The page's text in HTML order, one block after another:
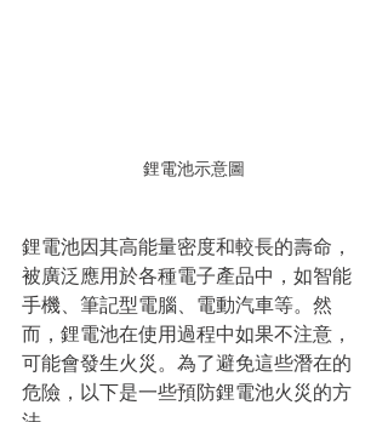
鋰電池示意圖
鋰電池因其高能量密度和較長的壽命，
被廣泛應用於各種電子產品中，如智能
手機、筆記型電腦、電動汽車等。然
而，鋰電池在使用過程中如果不注意，
可能會發生火災。為了避免這些潛在的
危險，以下是一些預防鋰電池火災的方